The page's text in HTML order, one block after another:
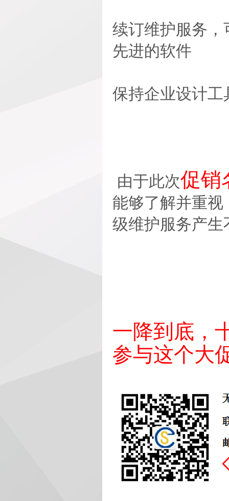
续订维护服务
先进的软件
保持企业设计
由于此次促销
能够了解并重
级维护服务产
一降到底，
参与这个大